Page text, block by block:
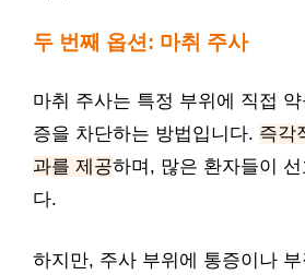
두 번째 옵션: 마취 주사
마취 주사는 특정 부위에 직접
증을 차단하는 방법입니다. 즉각
과를 제공하며, 많은 환자들이
다.
하지만, 주사 부위에 통증이나